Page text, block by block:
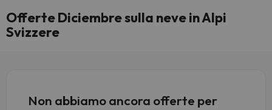
Offerte Diciembre sulla neve in Alpi
Svizzere
Non abbiamo ancora offerte per